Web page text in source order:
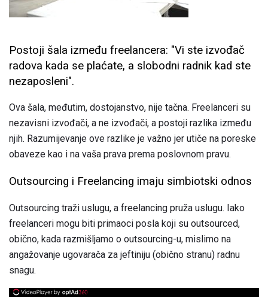
Postoji šala između freelancera: "Vi ste izvođač
radova kada se plaćate, a slobodni radnik kad ste
nezaposleni".
Ova šala, međutim, dostojanstvo, nije tačna. Freelanceri su
nezavisni izvođači, a ne izvođači, a postoji razlika između
njih. Razumijevanje ove razlike je važno jer utiče na poreske
obaveze kao i na vaša prava prema poslovnom pravu.
Outsourcing i Freelancing imaju simbiotski odnos
Outsourcing traži uslugu, a freelancing pruža uslugu. Iako
freelanceri mogu biti primaoci posla koji su outsourced,
obično, kada razmišljamo o outsourcing-u, mislimo na
angažovanje ugovarača za jeftiniju (obično stranu) radnu
snagu.